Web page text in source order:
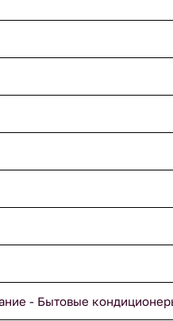
- Бытовые